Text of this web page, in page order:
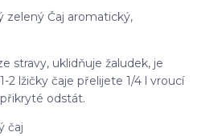
zelený Čaj aromatický,
stravy, uklidňuje žaludek, je
2 lžičky čaje přelijete 1/4 l vroucí
odstát.
čaj